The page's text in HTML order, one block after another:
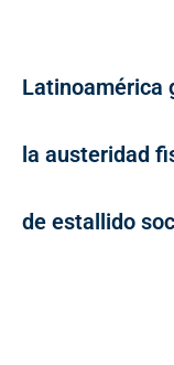
Latinoamérica
la austeridad
de estallido